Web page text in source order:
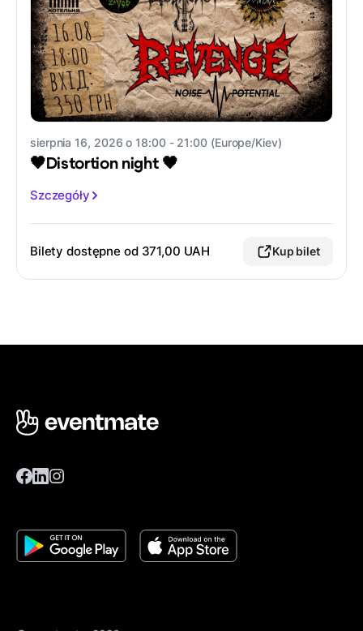
sierpnia 16, 2026 o 18:00 - 21:00 (Europe/Kiev)
🖤Distortion night 🖤
Szczegóły
Bilety dostępne od 371,00 UAH Kup bilet